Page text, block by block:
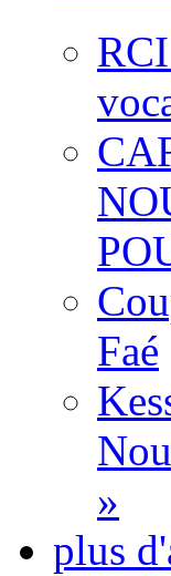
Faé
»
plus